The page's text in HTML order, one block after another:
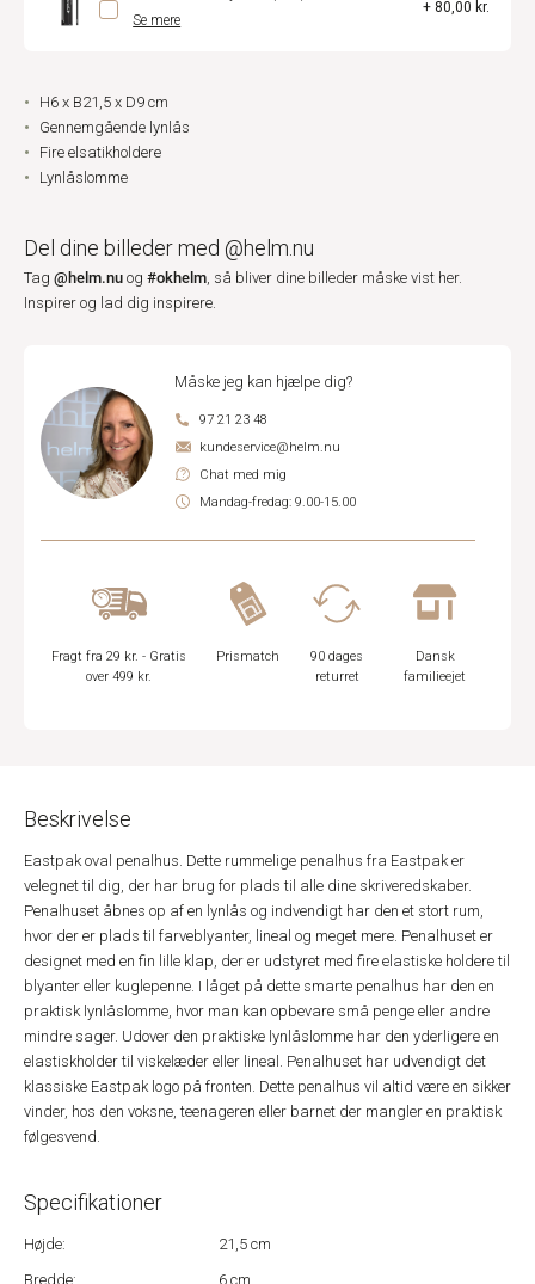
Se mere
+ 80,00 kr.
H6 x B21,5 x D9 cm
Gennemgående lynlås
Fire elsatikholdere
Lynlåslomme
Del dine billeder med @helm.nu
Tag @helm.nu og #okhelm, så bliver dine billeder måske vist her.
Inspirer og lad dig inspirere.
Måske jeg kan hjælpe dig?
97 21 23 48
kundeservice@helm.nu
Chat med mig
Mandag-fredag: 9.00-15.00
Fragt fra 29 kr. - Gratis
over 499 kr.
Prismatch
90 dages
returret
Dansk
familieejet
Beskrivelse
Eastpak oval penalhus. Dette rummelige penalhus fra Eastpak er
velegnet til dig, der har brug for plads til alle dine skriveredskaber.
Penalhuset åbnes op af en lynlås og indvendigt har den et stort rum,
hvor der er plads til farveblyanter, lineal og meget mere. Penalhuset er
designet med en fin lille klap, der er udstyret med fire elastiske holdere til
blyanter eller kuglepenne. I låget på dette smarte penalhus har den en
praktisk lynlåslomme, hvor man kan opbevare små penge eller andre
mindre sager. Udover den praktiske lynlåslomme har den yderligere en
elastiskholder til viskelæder eller lineal. Penalhuset har udvendigt det
klassiske Eastpak logo på fronten. Dette penalhus vil altid være en sikker
vinder, hos den voksne, teenageren eller barnet der mangler en praktisk
følgesvend.
Specifikationer
Højde:
21,5 cm
Bredde:
6 cm